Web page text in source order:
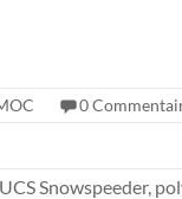
0
Snowspeeder,